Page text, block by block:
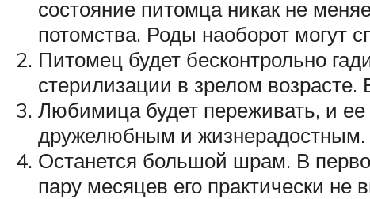
состояние питомца никак не
потомства. Роды наоборот могут
Питомец будет бесконтрольно
стерилизации в зрелом
Любимица будет переживать, и
дружелюбным и жизнерадостным.
Останется большой шрам. В
пару месяцев его практически не